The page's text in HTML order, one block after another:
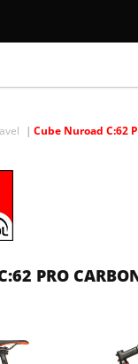
Cube Nuroad C:62
PRO